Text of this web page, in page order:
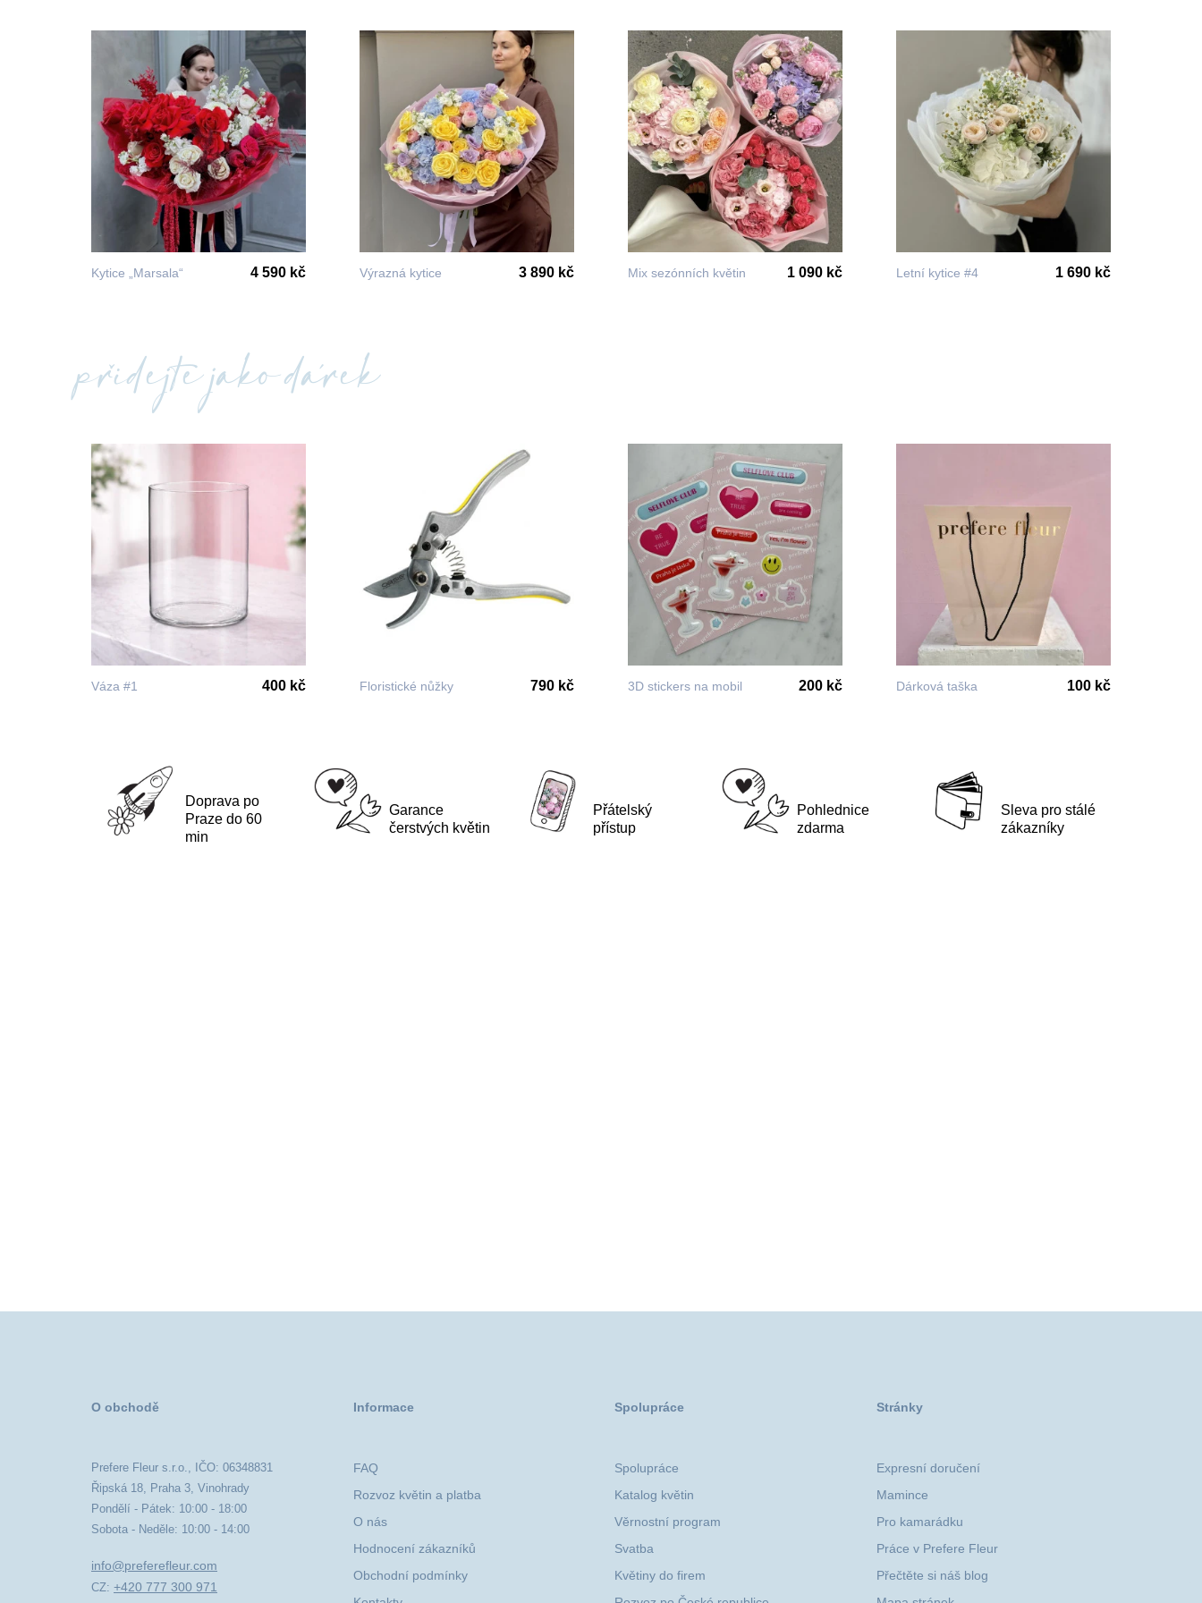
Kytice „Marsala“ 4 590 kč Výrazná kytice 3 890 kč Mix sezónních květin 1 090 kč Letní kytice #4 1 690 kč
přidejte jako dárek
Váza #1 400 kč Floristické nůžky 790 kč 3D stickers na mobil 200 kč Dárková taška 100 kč
Doprava po
Praze do 60
min
Garance
čerstvých květin
Přátelský
přístup
Pohlednice
zdarma
Sleva pro stálé
zákazníky
O obchodě
Prefere Fleur s.r.o., IČO: 06348831
Řipská 18, Praha 3, Vinohrady
Pondělí - Pátek: 10:00 - 18:00
Sobota - Neděle: 10:00 - 14:00
info@preferefleur.com
CZ: +420 777 300 971
Informace
FAQ
Rozvoz květin a platba
O nás
Hodnocení zákazníků
Obchodní podmínky
Spolupráce
Spolupráce
Katalog květin
Věrnostní program
Svatba
Květiny do firem
Stránky
Expresní doručení
Mamince
Pro kamarádku
Práce v Prefere Fleur
Přečtěte si náš blog